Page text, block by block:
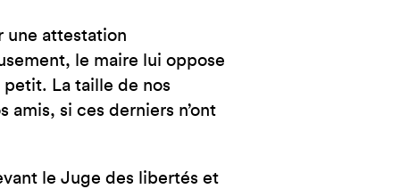
une attestation
le maire lui oppose
La taille de nos
si ces derniers n’ont
le Juge des libertés et